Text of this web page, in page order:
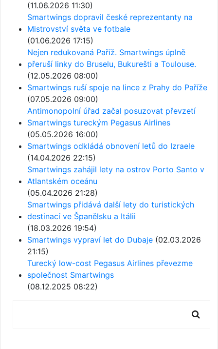
(11.06.2026 11:30)
Smartwings dopravil české reprezentanty na
Mistrovství světa ve fotbale
(01.06.2026 17:15)
Nejen redukovaná Paříž. Smartwings úplně
přeruší linky do Bruselu, Bukurešti a Toulouse.
(12.05.2026 08:00)
Smartwings ruší spoje na lince z Prahy do Paříže
(07.05.2026 09:00)
Antimonopolní úřad začal posuzovat převzetí
Smartwings tureckým Pegasus Airlines
(05.05.2026 16:00)
Smartwings odkládá obnovení letů do Izraele
(14.04.2026 22:15)
Smartwings zahájil lety na ostrov Porto Santo v
Atlantském oceánu
(05.04.2026 21:28)
Smartwings přidává další lety do turistických
destinací ve Španělsku a Itálii
(18.03.2026 19:54)
Smartwings vypraví let do Dubaje (02.03.2026
21:15)
Turecký low-cost Pegasus Airlines převezme
společnost Smartwings
(08.12.2025 08:22)